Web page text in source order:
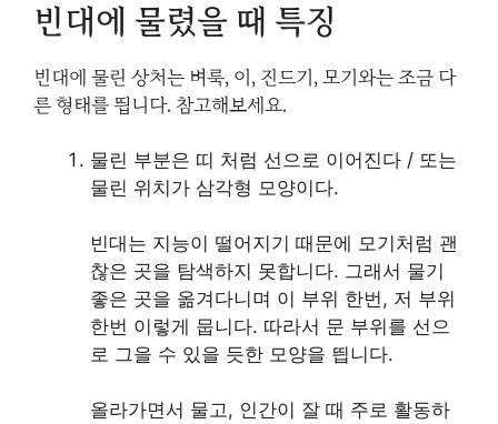
빈대에 물렸을 때 특징
빈대에 물린 상처는 벼룩, 이, 진드기, 모기와는 조금 다
른 형태를 띕니다. 참고해보세요.
물린 부분은 띠 처럼 선으로 이어진다 / 또는
물린 위치가 삼각형 모양이다.
빈대는 지능이 떨어지기 때문에 모기처럼 괜
찮은 곳을 탐색하지 못합니다. 그래서 물기
좋은 곳을 옮겨다니며 이 부위 한번, 저 부위
한번 이렇게 뭅니다. 따라서 문 부위를 선으
로 그을 수 있을 듯한 모양을 띕니다.
올라가면서 물고, 인간이 잘 때 주로 활동하